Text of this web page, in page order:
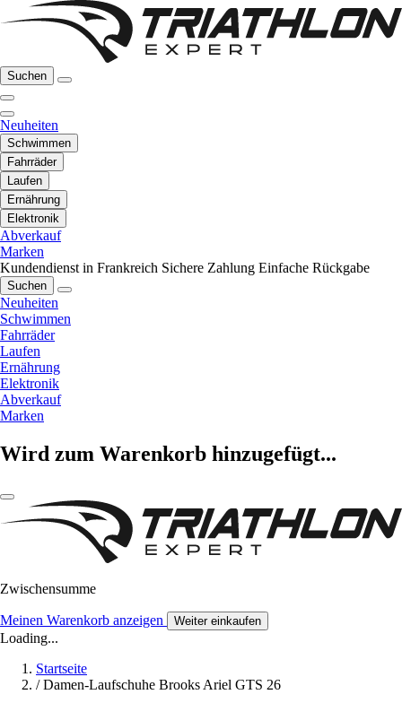
Suchen
Neuheiten
Schwimmen
Fahrräder
Laufen
Ernährung
Elektronik
Abverkauf
Marken
Kundendienst in Frankreich Sichere Zahlung Einfache Rückgabe
Suchen
Neuheiten
Schwimmen
Fahrräder
Laufen
Ernährung
Elektronik
Abverkauf
Marken
Wird zum Warenkorb hinzugefügt...
Zwischensumme
Meinen Warenkorb anzeigen Weiter einkaufen
Loading...
Startseite
/ Damen-Laufschuhe Brooks Ariel GTS 26